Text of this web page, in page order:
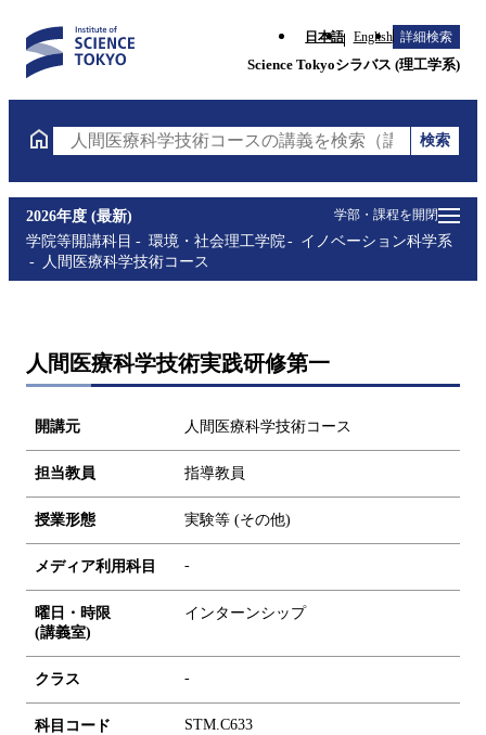
日本語 English 詳細検索
Science Tokyoシラバス (理工学系)
人間医療科学技術コースの講義を検索（講義名・科
検索
学部・課程を開閉
2026年度 (最新)
学院等開講科目
環境・社会理工学院
イノベーション科学系
人間医療科学技術コース
人間医療科学技術実践研修第一
開講元 人間医療科学技術コース
担当教員 指導教員
授業形態 実験等 (その他)
メディア利用科目 -
曜日・時限
(講義室)
インターンシップ
クラス -
科目コード STM.C633